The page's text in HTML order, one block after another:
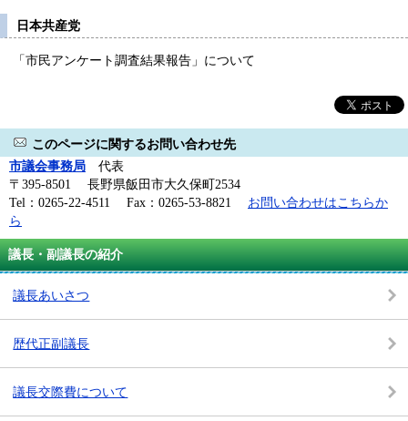
日本共産党
「市民アンケート調査結果報告」について
このページに関するお問い合わせ先
市議会事務局 代表
〒395-8501 長野県飯田市大久保町2534
Tel：0265-22-4511 Fax：0265-53-8821 お問い合わせはこちらか
ら
議長・副議長の紹介
議長あいさつ
歴代正副議長
議長交際費について